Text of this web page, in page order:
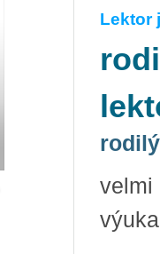
Lektor